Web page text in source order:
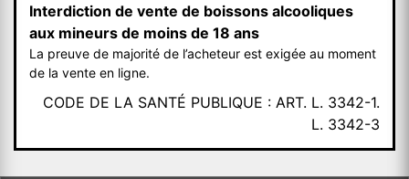
Interdiction de vente de boissons alcooliques
aux mineurs de moins de 18 ans
La preuve de majorité de l’acheteur est exigée au moment
de la vente en ligne.
CODE DE LA SANTÉ PUBLIQUE : ART. L. 3342-1.
L. 3342-3